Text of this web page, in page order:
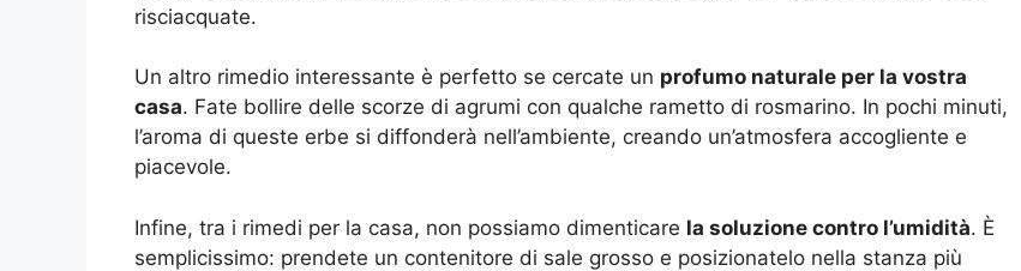
risciacquate.
Un altro rimedio interessante è perfetto se cercate un profumo naturale per la vostra
casa. Fate bollire delle scorze di agrumi con qualche rametto di rosmarino. In pochi minuti,
l’aroma di queste erbe si diffonderà nell’ambiente, creando un’atmosfera accogliente e
piacevole.
Infine, tra i rimedi per la casa, non possiamo dimenticare la soluzione contro l’umidità. È
semplicissimo: prendete un contenitore di sale grosso e posizionatelo nella stanza più